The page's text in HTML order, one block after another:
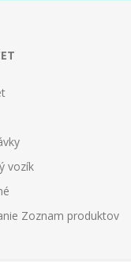
vozík
Zoznam produktov